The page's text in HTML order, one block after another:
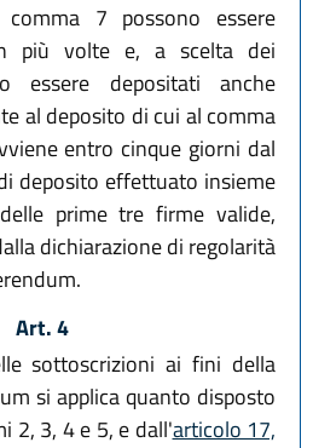
7 possono essere
più volte e, a scelta dei
essere depositati anche
al deposito di cui al comma
entro cinque giorni dal
deposito effettuato insieme
prime tre firme valide,
dichiarazione di regolarità
Art. 4
sottoscrizioni ai fini della
si applica quanto disposto
2, 3, 4 e 5, e dall'articolo 17,